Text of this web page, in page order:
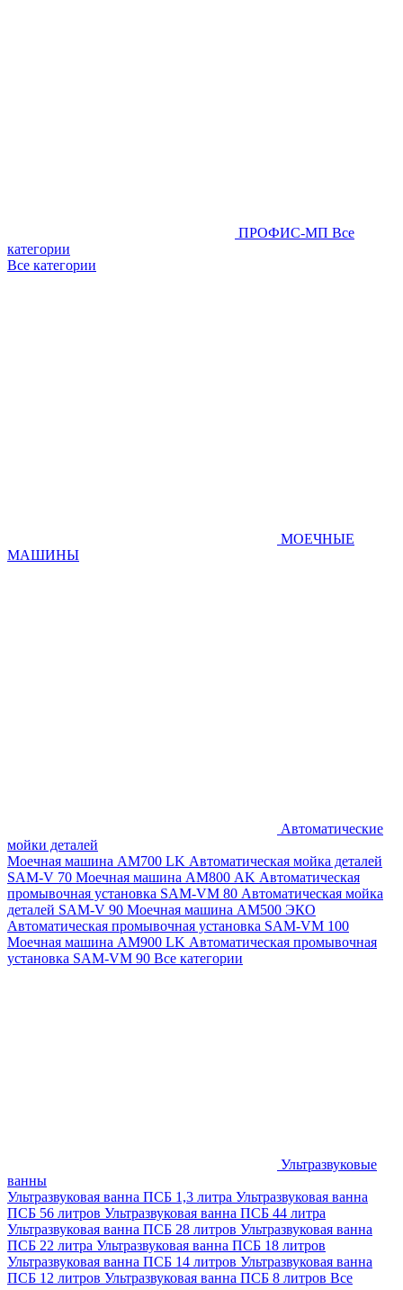
ПРОФИС-МП Все
категории
Все категории
МОЕЧНЫЕ
МАШИНЫ
Автоматические
мойки деталей
Моечная машина AM700 LK Автоматическая мойка деталей
SAM-V 70 Моечная машина АМ800 AK Автоматическая
промывочная установка SAM-VM 80 Автоматическая мойка
деталей SAM-V 90 Моечная машина АМ500 ЭКО
Автоматическая промывочная установка SAM-VM 100
Моечная машина AM900 LK Автоматическая промывочная
установка SAM-VM 90 Все категории
Ультразвуковые
ванны
Ультразвуковая ванна ПСБ 1,3 литра Ультразвуковая ванна
ПСБ 56 литров Ультразвуковая ванна ПСБ 44 литра
Ультразвуковая ванна ПСБ 28 литров Ультразвуковая ванна
ПСБ 22 литра Ультразвуковая ванна ПСБ 18 литров
Ультразвуковая ванна ПСБ 14 литров Ультразвуковая ванна
ПСБ 12 литров Ультразвуковая ванна ПСБ 8 литров Все